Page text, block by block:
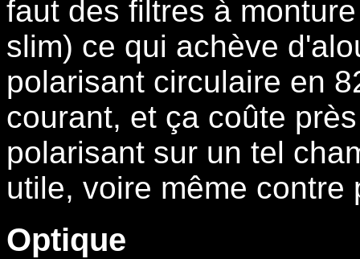
faut des filtres à
slim) ce qui achève
polarisant circulaire en
courant, et ça coûte
polarisant sur un tel
utile, voire même contre
Optique